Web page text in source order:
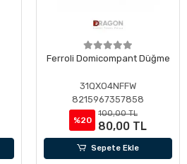
Ferroli Domicompant Düğme
31QXO4NFFW
8215967357858
%20
100,00 TL
80,00 TL
Sepete Ekle